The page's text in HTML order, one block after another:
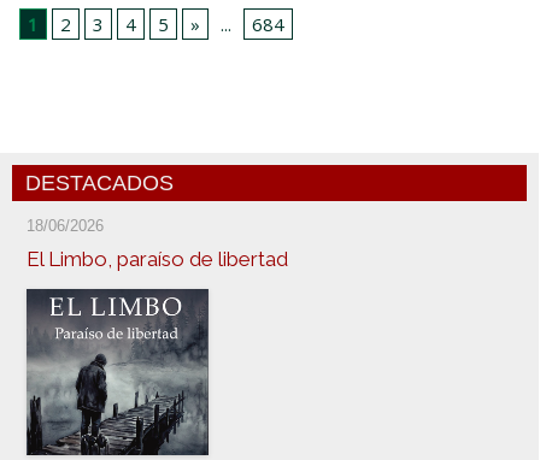
1
2 3 4 5 » ... 684
DESTACADOS
18/06/2026
El Limbo, paraíso de libertad